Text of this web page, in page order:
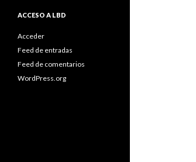
ACCESO A LBD
Acceder
Feed de entradas
Feed de comentarios
WordPress.org